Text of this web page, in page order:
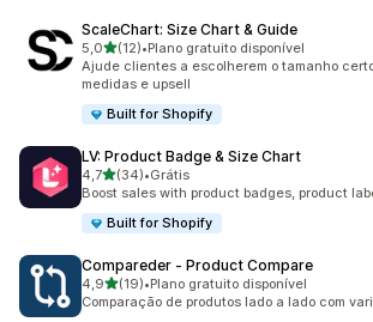
ScaleChart: Size Chart & Guide
5,0de 5 estrelas
(12)
12 avaliações ao todo
•Plano gratuito disponível
Ajude clientes a escolherem o tamanho
medidas e upsell
Built for Shopify
LV: Product Badge & Size Chart
4,7de 5 estrelas
(34)
34 avaliações ao todo
•Grátis
Boost sales with product badges, product
Built for Shopify
Compareder ‑ Product Compare
4,9de 5 estrelas
(19)
19 avaliações ao todo
•Plano gratuito disponível
Comparação de produtos lado a lado com